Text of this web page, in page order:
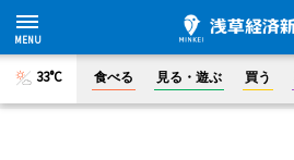
33°C 食べる 見る・遊ぶ 買う